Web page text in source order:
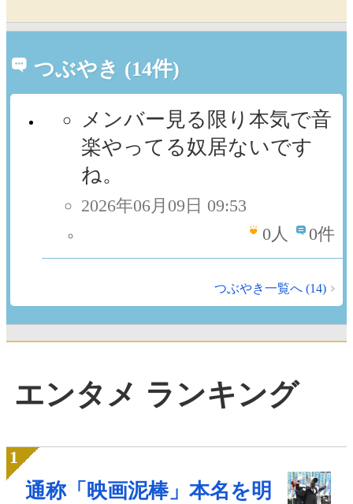
つぶやき (14件)
メンバー見る限り本気で音
楽やってる奴居ないです
ね。
2026年06月09日 09:53
0 人 0件
つぶやき一覧へ (14)
エンタメ ランキング
通称「映画泥棒」本名を明